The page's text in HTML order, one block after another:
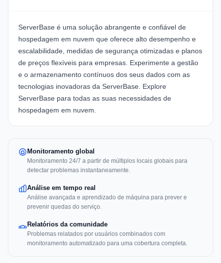
ServerBase é uma solução abrangente e confiável de
hospedagem em nuvem que oferece alto desempenho e
escalabilidade, medidas de segurança otimizadas e planos
de preços flexíveis para empresas. Experimente a gestão
e o armazenamento contínuos dos seus dados com as
tecnologias inovadoras da ServerBase. Explore
ServerBase para todas as suas necessidades de
hospedagem em nuvem.
Monitoramento global
Monitoramento 24/7 a partir de múltiplos locais globais para
detectar problemas instantaneamente.
Análise em tempo real
Análise avançada e aprendizado de máquina para prever e
prevenir quedas do serviço.
Relatórios da comunidade
Problemas relatados por usuários combinados com
monitoramento automatizado para uma cobertura completa.